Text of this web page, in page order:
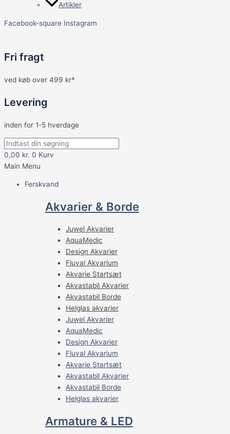
Artikler
Facebook-square Instagram
Fri fragt
ved køb over 499 kr*
Levering
inden for 1-5 hverdage
0,00 kr. 0 Kurv
Main Menu
Ferskvand
Akvarier & Borde
Juwel Akvarier
AquaMedic
Design Akvarier
Fluval Akvarium
Akvarie Startsæt
Akvastabil Akvarier
Akvastabil Borde
Helglas akvarier
Juwel Akvarier
AquaMedic
Design Akvarier
Fluval Akvarium
Akvarie Startsæt
Akvastabil Akvarier
Akvastabil Borde
Helglas akvarier
Armature & LED